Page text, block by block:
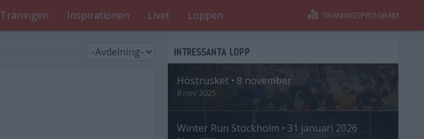
Träningen Inspirationen Livet Loppen TRÄNINGSPROGRAM
INTRESSANTA LOPP
Höstrusket • 8 november
8 nov 2025
Winter Run Stockholm • 31 januari 2026